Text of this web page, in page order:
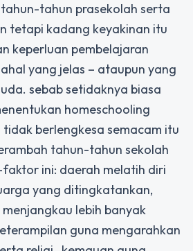
tahun prasekolah serta
tetapi kadang keyakinan itu
keperluan pembelajaran
yang jelas – ataupun yang
sebab setidaknya biasa
homeschooling
berlengkesa semacam itu
tahun-tahun sekolah
ini: daerah melatih diri
yang ditingkatankan,
lebih banyak
guna mengarahkan